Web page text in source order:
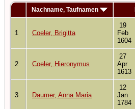
Nachname, Taufnamen
1 Coeler, Brigitta
19
Feb
1604
2 Coeler, Hieronymus
27
Apr
1613
3 Daumer, Anna Maria
12
Jan
1784